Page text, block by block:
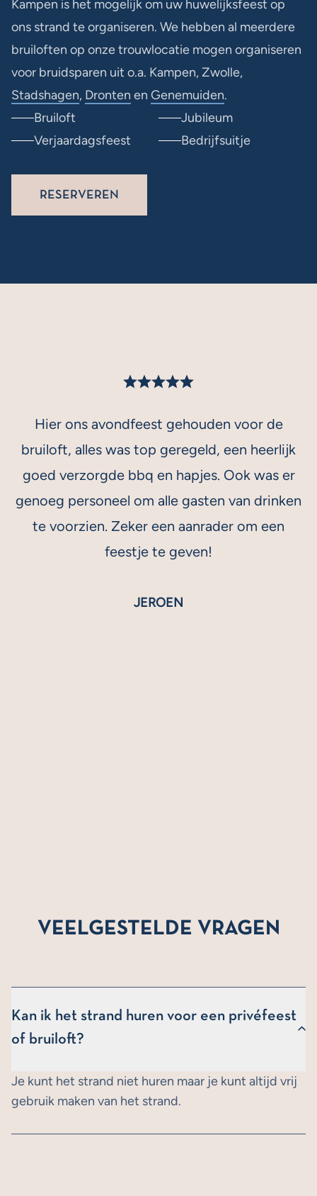
Kampen is het mogelijk om uw huwelijksfeest op
ons strand te organiseren. We hebben al meerdere
bruiloften op onze trouwlocatie mogen organiseren
voor bruidsparen uit o.a. Kampen, Zwolle,
Stadshagen, Dronten en Genemuiden.
Bruiloft
Jubileum
Verjaardagsfeest
Bedrijfsuitje
RESERVEREN
Hier ons avondfeest gehouden voor de
bruiloft, alles was top geregeld, een heerlijk
goed verzorgde bbq en hapjes. Ook was er
genoeg personeel om alle gasten van drinken
te voorzien. Zeker een aanrader om een
feestje te geven!
JEROEN
VEELGESTELDE VRAGEN
Kan ik het strand huren voor een privéfeest
of bruiloft?
Je kunt het strand niet huren maar je kunt altijd vrij
gebruik maken van het strand.